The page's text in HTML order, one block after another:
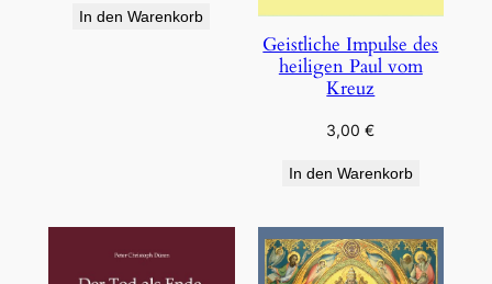
In den Warenkorb
Geistliche Impulse des
heiligen Paul vom
Kreuz
3,00€
In den Warenkorb